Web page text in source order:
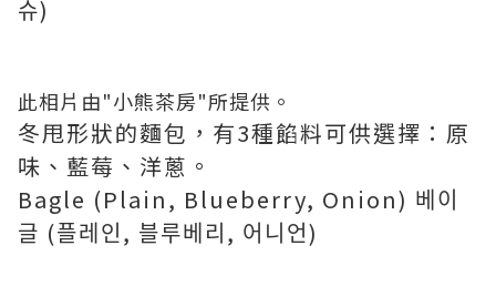
슈)
此相片由"小熊茶房"所提供。
冬甩形狀的麵包，有3種餡料可供選擇：原
味、藍莓、洋蔥。
Bagle (Plain, Blueberry, Onion) 베이
글 (플레인, 블루베리, 어니언)